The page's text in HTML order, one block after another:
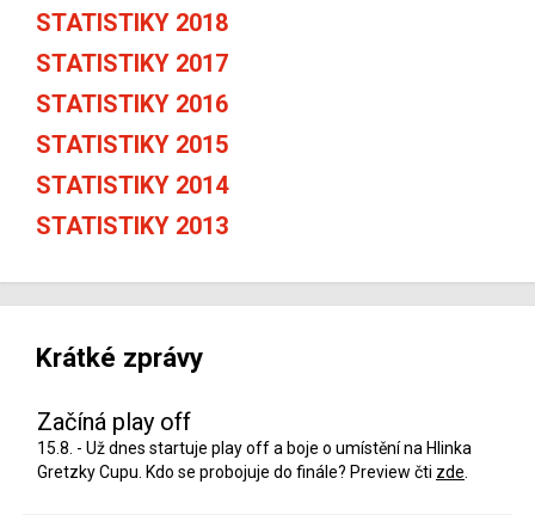
STATISTIKY 2018
STATISTIKY 2017
STATISTIKY 2016
STATISTIKY 2015
STATISTIKY 2014
STATISTIKY 2013
Krátké zprávy
Začíná play off
15.8. - Už dnes startuje play off a boje o umístění na Hlinka
Gretzky Cupu. Kdo se probojuje do finále? Preview čti zde